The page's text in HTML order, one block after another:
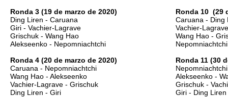
Ronda 3 (19 de marzo de 2020)
Ding Liren - Caruana
Giri - Vachier-Lagrave
Grischuk - Wang Hao
Alekseenko - Nepomniachtchi
Ronda 4 (20 de marzo de 2020)
Caruana - Nepomniachtchi
Wang Hao - Alekseenko
Vachier-Lagrave - Grischuk
Ding Liren - Giri
Ronda 10 (29
Caruana - Ding
Vachier-
Wang Hao -
Ronda 11 (30
Alekseenko -
Grischuk -
Giri - Ding Liren